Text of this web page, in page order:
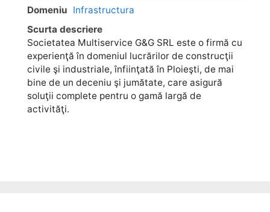
Domeniu Infrastructura
Scurta descriere
Societatea Multiservice G&G SRL este o firmă cu
experienţă în domeniul lucrărilor de construcţii
civile şi industriale, înfiinţată în Ploieşti, de mai
bine de un deceniu şi jumătate, care asigură
soluţii complete pentru o gamă largă de
activităţi.